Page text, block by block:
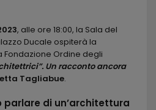
, alle ore 18:00, la Sala del
Ducale ospiterà la
Ordine degli
Un racconto ancora
Tagliabue.
parlare di un’architettura